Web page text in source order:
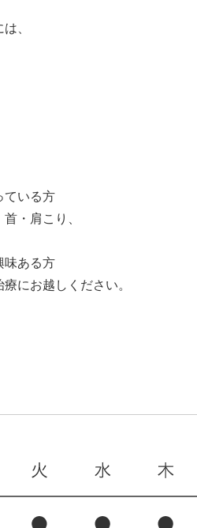
、
ている方
・肩こり、
味ある方
にお越しください。